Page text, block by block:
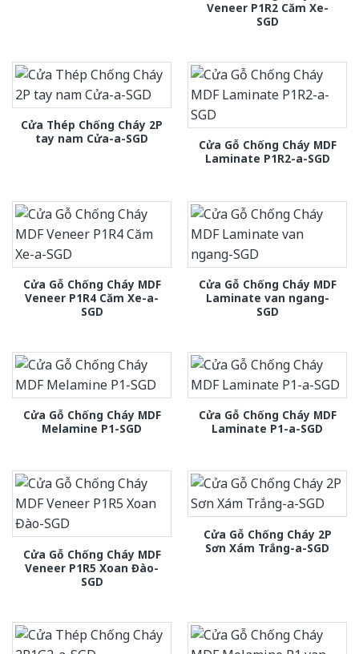
Veneer P1R2 Căm Xe-
SGD
Cửa Thép Chống Cháy 2P
tay nam Cửa-a-SGD
Cửa Gỗ Chống Cháy MDF
Laminate P1R2-a-SGD
Cửa Gỗ Chống Cháy MDF
Veneer P1R4 Căm Xe-a-
SGD
Cửa Gỗ Chống Cháy MDF
Laminate van ngang-
SGD
Cửa Gỗ Chống Cháy MDF
Melamine P1-SGD
Cửa Gỗ Chống Cháy MDF
Laminate P1-a-SGD
Cửa Gỗ Chống Cháy MDF
Veneer P1R5 Xoan Đào-
SGD
Cửa Gỗ Chống Cháy 2P
Sơn Xám Trắng-a-SGD